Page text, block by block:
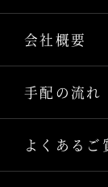
会社概要
手配の流れ
よくあるご